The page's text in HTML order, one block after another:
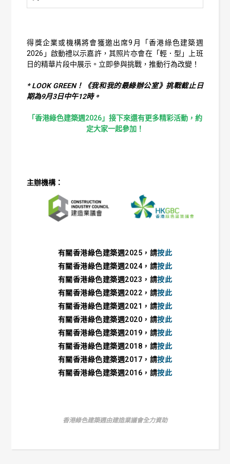
得獎企業或機構將會獲邀出席9月「香港綠色建築週
2026」啟動禮以示嘉許，其照片亦會在「輕．型」上班
日的精華片段中展示。立即參與挑戰，推動行為改變！
* LOOK GREEN！《我和我的最綠辦公室》挑戰截止日
期為9月3日中午12時。
「香港綠色建築週2026」接下來還有更多精彩活動，約
定大家一起參加！
主辦機構：
有關香港綠色建築週2025，請按此
有關香港綠色建築週2024，請按此
有關香港綠色建築週2023，請按此
有關香港綠色建築週2022，請按此
有關香港綠色建築週2021，請按此
有關香港綠色建築週2020，請按此
有關香港綠色建築週2019，請按此
有關香港綠色建築週2018，請按此
有關香港綠色建築週2017，請按此
有關香港綠色建築週2016，請按此
香港綠色建築週由建造業議會全力資助